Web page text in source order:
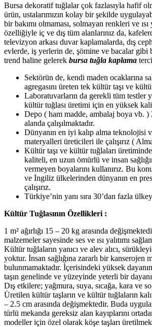
Bursa dekoratif tuğlalar çok fazlasıyla hafif
ürün, ustalarımızın kolay bir şekilde
bir bakımı olmaması, solmayan renkleri ve ısı
özelliğiyle iç ve dış tüm alanlarınız da,
televizyon arkası duvar kaplamalarda, dış
evlerde, iş yerlerin de, şömine ve bacalar gibi
trend haline gelerek bursa tuğla kaplama
Sektörün de, kendi maden ocaklarına
agregasını üreten tek kültür taşı ve
Laboratuvarların da gerekli tüm testler
kültür tuğlası üretimi için en yüksek
Depo ( ham madde, ambalaj boya vb. )
alanda çalışılmaktadır.
Dünyanın en iyi kalıp alma teknolojisi
materyalleri üreticileri ile çalışırız (
Kültür taşı ve kültür tuğlaları
kaliteli, en uzun ömürlü ve insan
vermeyen boyalarını kullanırız. Bu
ve İngiliz ülkelerinden dünyanın en
çalışırız.
Türkiye’nin yanı sıra 30’dan fazla
Kültür Tuğlasının Özellikleri :
1 m² ağırlığı 15 – 20 kg arasında
malzemeler sayesinde ses ve ısı yalıtımı
Kültür tuğlaların yanıcı ve alev alıcı,
yoktur. İnsan sağlığına zararlı bir kanserojen
bulunmamaktadır. İçerisindeki yüksek
taşın genelinde ve yüzeyinde yeterli bir
Dış etkilere; yağmura, suya, sıcağa, kara ve
Üretilen kültür taşların ve kültür tuğlaların
– 2.5 cm arasında değişmektedir. Buda
türlü mekanda gereksiz alan kayıplarını
modeller için özel olarak köşe taşları